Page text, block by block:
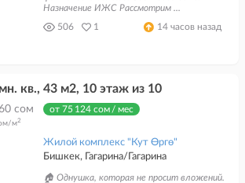
Назначение ИЖС Рассмотрим ...
506
1 14 часов назад
кв., 43 м2, 10 этаж из 10
сом от 75 124 сом / мес
м2
Жилой комплекс "Кут Өргө"
Бишкек, Гагарина/Гагарина
🏠 Однушка, которая не просит вложений.